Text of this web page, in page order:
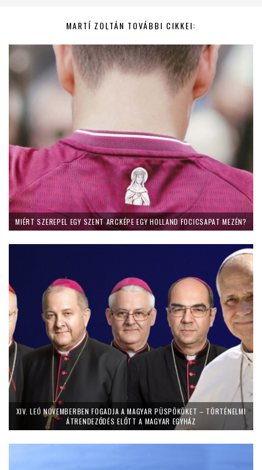
MARTÍ ZOLTÁN TOVÁBBI CIKKEI:
MIÉRT SZEREPEL EGY SZENT ARCKÉPE EGY HOLLAND FOCICSAPAT MEZÉN?
XIV. LEÓ NOVEMBERBEN FOGADJA A MAGYAR PÜSPÖKÖKET – TÖRTÉNELMI
ÁTRENDEZŐDÉS ELŐTT A MAGYAR EGYHÁZ